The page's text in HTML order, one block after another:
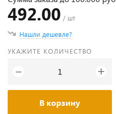
492.00 / шт
Нашли дешевле?
УКАЖИТЕ КОЛИЧЕСТВО
− +
В корзину